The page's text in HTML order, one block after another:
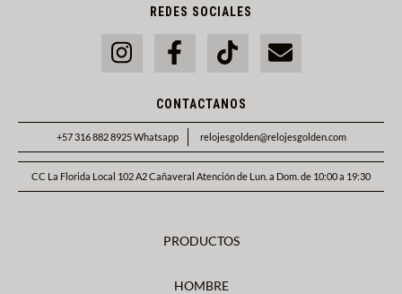
REDES SOCIALES
CONTACTANOS
+57 316 882 8925 Whatsapp relojesgolden@relojesgolden.com
CC La Florida Local 102 A2 Cañaveral Atención de Lun. a Dom. de 10:00 a 19:30
PRODUCTOS
HOMBRE